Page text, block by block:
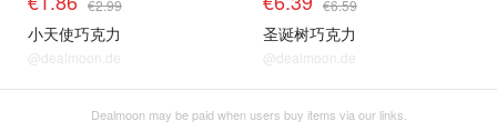
€2.99
小天使巧克力
@dealmoon.de
€6.59
圣诞树巧克力
@dealmoon.de
Dealmoon may be paid when users buy items via our links.